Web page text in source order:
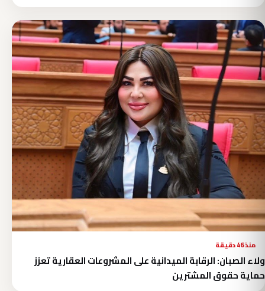
منذ 46 دقيقة
ولاء الصبان: الرقابة الميدانية على المشروعات العقارية تعزز
حماية حقوق المشترين